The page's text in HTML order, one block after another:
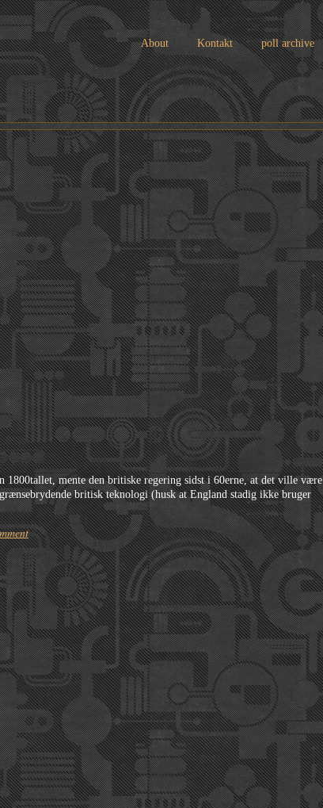
About Kontakt poll archive
mente den britiske regering sidst i 60erne, at det ville være
britisk teknologi (husk at England stadig ikke bruger